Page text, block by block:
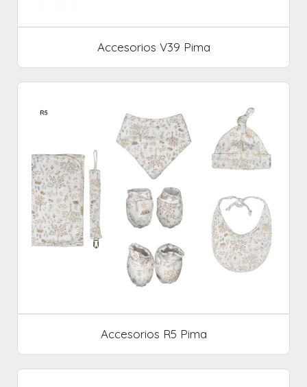
Accesorios V39 Pima
Accesorios R5 Pima